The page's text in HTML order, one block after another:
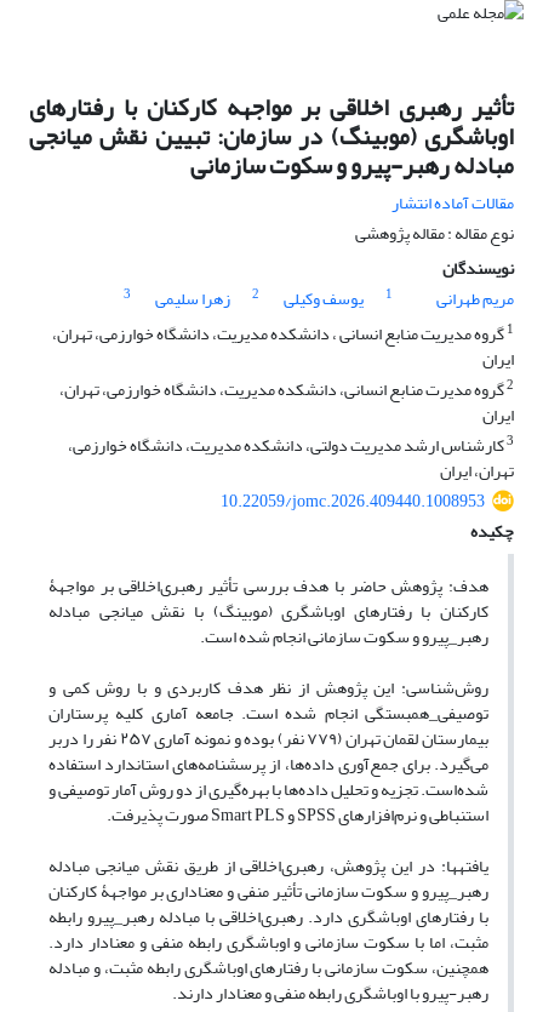
تأثیر رهبری اخلاقی بر مواجهه کارکنان با رفتارهای
اوباشگری (موبینگ) در سازمان: تبیین نقش میانجی
مبادله رهبر-پیرو و سکوت سازمانی
مقالات آماده انتشار
نوع مقاله : مقاله پژوهشی
نویسندگان
مریم طهرانی
1 یوسف وکیلی 2 زهرا سلیمی
3
1گروه مدیریت منابع انسانی ، دانشکده مدیریت، دانشگاه خوارزمی، تهران،
ایران
2گروه مدیرت منابع انسانی، دانشکده مدیریت، دانشگاه خوارزمی، تهران،
ایران
3کارشناس ارشد مدیریت دولتی، دانشکده مدیریت، دانشگاه خوارزمی،
تهران، ایران
10.22059/jomc.2026.409440.1008953
چکیده
هدف: پژوهش حاضر با هدف بررسی تأثیر رهبری‌اخلاقی بر مواجهۀ
کارکنان با رفتارهای اوباشگری (موبینگ) با نقش میانجی مبادله
رهبر_پیرو و سکوت سازمانی انجام شده است.
روش‌شناسی: این پژوهش از نظر هدف کاربردی و با روش کمی و
توصیفی_همبستگی انجام شده است. جامعه آماری کلیه پرستاران
بیمارستان لقمان تهران (۷۷۹ نفر) بوده و نمونه آماری ۲۵۷ نفر را دربر
می‌گیرد. برای جمع‌آوری داده‌ها، از پرسشنامه‌های استاندارد استفاده
شده‌است. تجزیه و تحلیل داده‌ها با بهره‌گیری از دو روش آمار توصیفی و
استنباطی و نرم‌افزارهای SPSS و Smart PLS صورت پذیرفت.
یافتهها: در این پژوهش، رهبری‌اخلاقی از طریق نقش میانجی مبادله
رهبر_پیرو و سکوت سازمانی تأثیر منفی و معناداری بر مواجهۀ کارکنان
با رفتارهای اوباشگری دارد. رهبری‌اخلاقی با مبادله رهبر_پیرو رابطه
مثبت، اما با سکوت سازمانی و اوباشگری رابطه منفی و معنادار دارد.
همچنین، سکوت سازمانی با رفتارهای اوباشگری رابطه مثبت، و مبادله
رهبر-پیرو با اوباشگری رابطه منفی و معنادار دارند.